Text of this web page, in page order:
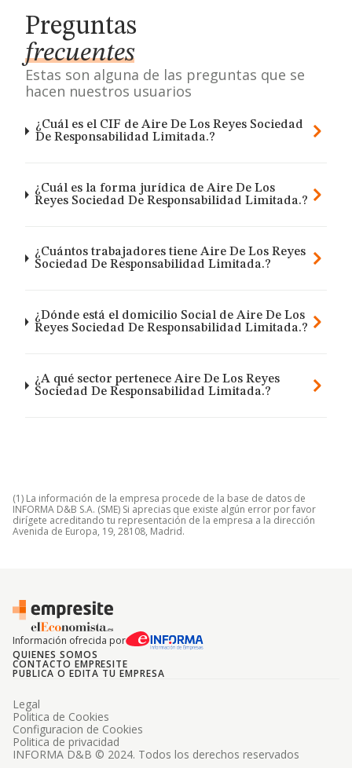
Preguntas
frecuentes
Estas son alguna de las preguntas que se
hacen nuestros usuarios
¿Cuál es el CIF de Aire De Los Reyes Sociedad
De Responsabilidad Limitada.?
¿Cuál es la forma jurídica de Aire De Los
Reyes Sociedad De Responsabilidad Limitada.?
¿Cuántos trabajadores tiene Aire De Los Reyes
Sociedad De Responsabilidad Limitada.?
¿Dónde está el domicilio Social de Aire De Los
Reyes Sociedad De Responsabilidad Limitada.?
¿A qué sector pertenece Aire De Los Reyes
Sociedad De Responsabilidad Limitada.?
(1) La información de la empresa procede de la base de datos de
INFORMA D&B S.A. (SME) Si aprecias que existe algún error por favor
dirígete acreditando tu representación de la empresa a la dirección
Avenida de Europa, 19, 28108, Madrid.
Información ofrecida por
QUIENES SOMOS
CONTACTO EMPRESITE
PUBLICA O EDITA TU EMPRESA
INFORMA D&B © 2024. Todos los derechos reservados
Legal
Politica de Cookies
Configuracion de Cookies
Politica de privacidad